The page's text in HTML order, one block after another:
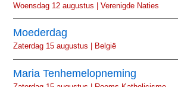
Woensdag 12 augustus | Verenigde Naties
Moederdag
Zaterdag 15 augustus | België
Maria Tenhemelopneming